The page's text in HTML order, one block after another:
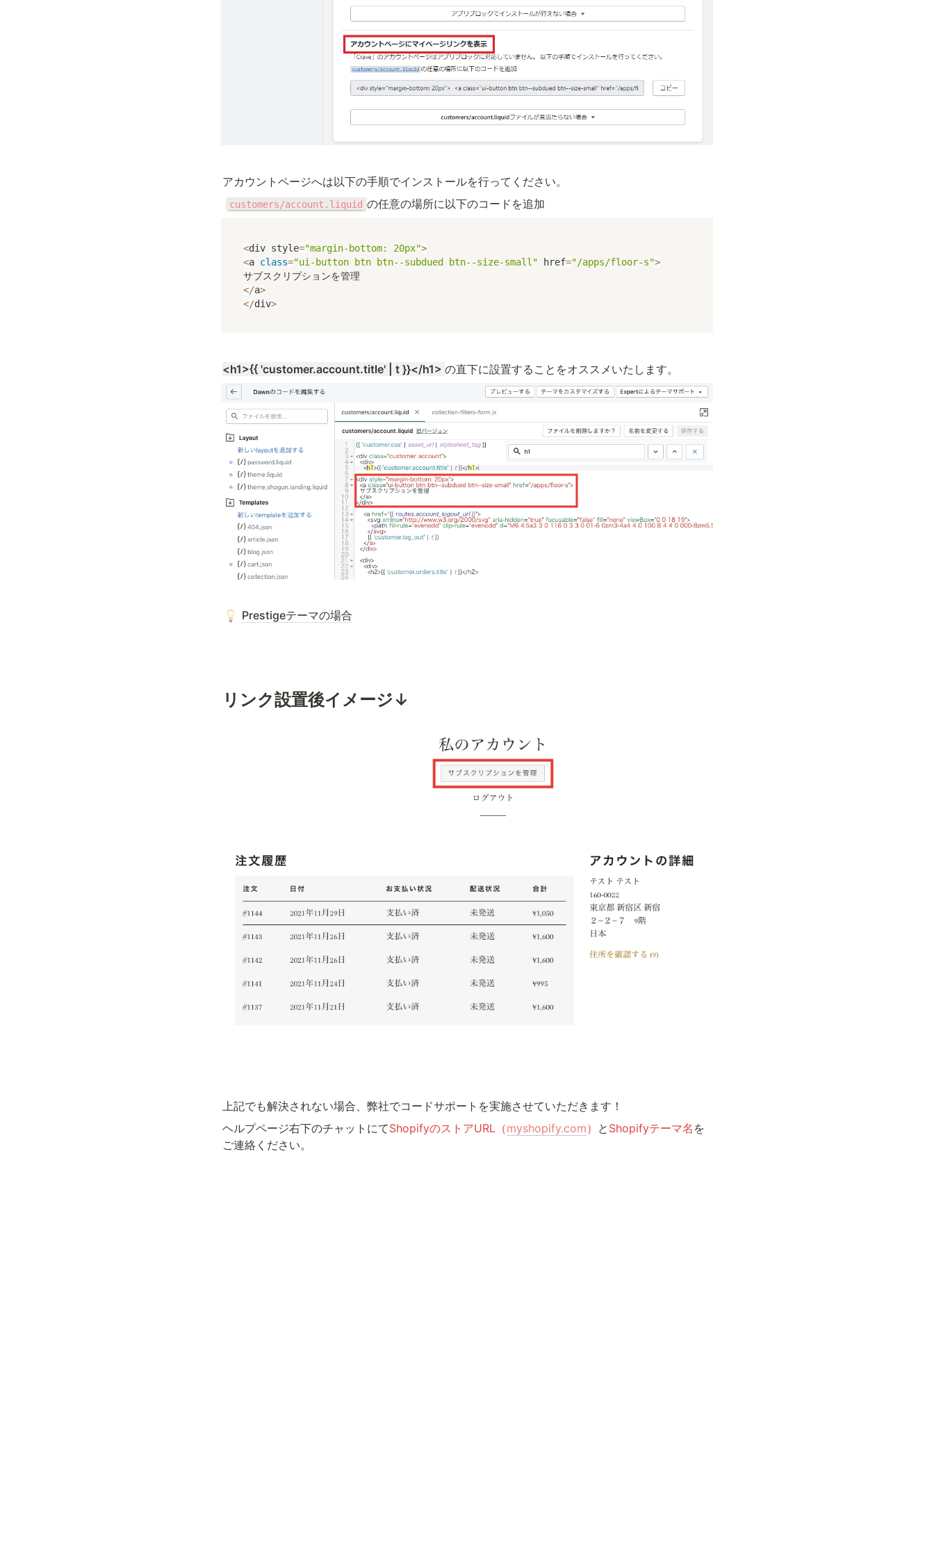
アカウントページへは以下の手順でインストールを行ってください。
customers/account.liquid の任意の場所に以下のコードを追加
<div style="margin-bottom: 20px">
<a class="ui-button btn btn--subdued btn--size-small" href="/apps/floor-s">
</a>
</div>
<h1>{{ 'customer.account.title' | t }}</h1> の直下に設置することをオススメいたします。
Prestigeテーマの場合
リンク設置後イメージ↓
上記でも解決されない場合、弊社でコードサポートを実施させていただきます！
ヘルプページ右下のチャットにてShopifyのストアURL（myshopify.com） と Shopifyテーマ名 を
ご連絡ください。